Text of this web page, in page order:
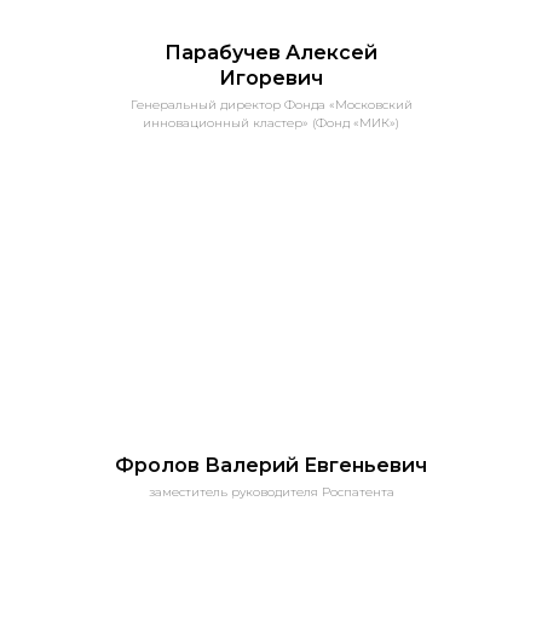
Парабучев Алексей
Игоревич
Генеральный директор Фонда «Московский
инновационный кластер» (Фонд «МИК»)
Фролов Валерий Евгеньевич
заместитель руководителя Роспатента
ИНФОРМАЦИЯ ДЛЯ СПИКЕРОВ
материалов в Сборник докладов